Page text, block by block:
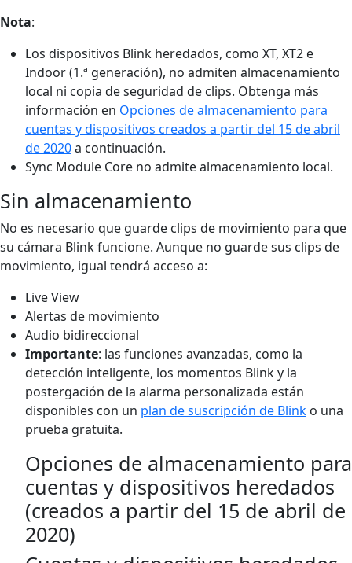
Nota:
Los dispositivos Blink heredados, como XT, XT2 e
Indoor (1.ª generación), no admiten almacenamiento
local ni copia de seguridad de clips. Obtenga más
información en Opciones de almacenamiento para
cuentas y dispositivos creados a partir del 15 de abril
de 2020a continuación.
Sync Module Core no admite almacenamiento local.
Sin almacenamiento
No es necesario que guarde clips de movimiento para que
su cámara Blink funcione. Aunque no guarde sus clips de
movimiento, igual tendrá acceso a:
Live View
Alertas de movimiento
Audio bidireccional
Importante: las funciones avanzadas, como la
detección inteligente, los momentos Blink y la
postergación de la alarma personalizada están
disponibles con un plan de suscripción de Blink o una
prueba gratuita.
Opciones de almacenamiento para
cuentas y dispositivos heredados
(creados a partir del 15 de abril de
2020)